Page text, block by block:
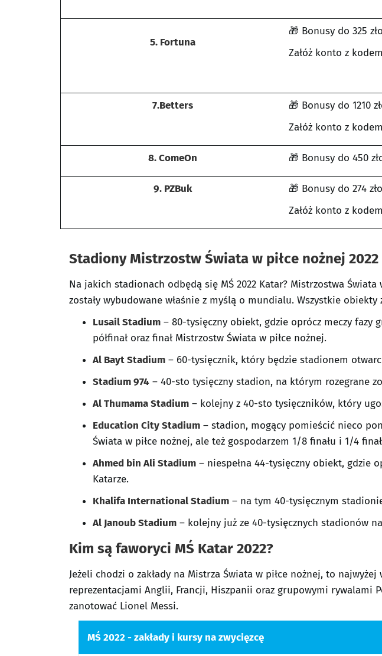
5. Fortuna
🎁 Bonusy do 325
Załóż konto z
7.Betters
🎁 Bonusy do 1210
Załóż konto z
8. ComeOn 🎁 Bonusy do 450
9. PZBuk
🎁 Bonusy do 274
Załóż konto z
Stadiony Mistrzostw Świata w piłce nożnej 2022
Na jakich stadionach odbędą się MŚ 2022 Katar? Mistrzostwa
zostały wybudowane właśnie z myślą o mundialu. Wszystkie obiekty
Lusail Stadium – 80-tysięczny obiekt, gdzie oprócz meczy fazy
półfinał oraz finał Mistrzostw Świata w piłce nożnej.
Al Bayt Stadium – 60-tysięcznik, który będzie stadionem
Stadium 974 – 40-sto tysięczny stadion, na którym rozegrane
Al Thumama Stadium – kolejny z 40-sto tysięczników, który
Education City Stadium – stadion, mogący pomieścić nieco
Świata w piłce nożnej, ale też gospodarzem 1/8 finału i 1/4
Ahmed bin Ali Stadium – niespełna 44-tysięczny obiekt, gdzie
Katarze.
Khalifa International Stadium – na tym 40-tysięcznym
Al Janoub Stadium – kolejny już ze 40-tysięcznych stadionów
Kim są faworyci MŚ Katar 2022?
Jeżeli chodzi o zakłady na Mistrza Świata w piłce nożnej, to
reprezentacjami Anglii, Francji, Hiszpanii oraz grupowymi rywalami
zanotować Lionel Messi.
MŚ 2022 - zakłady i kursy na zwycięzcę